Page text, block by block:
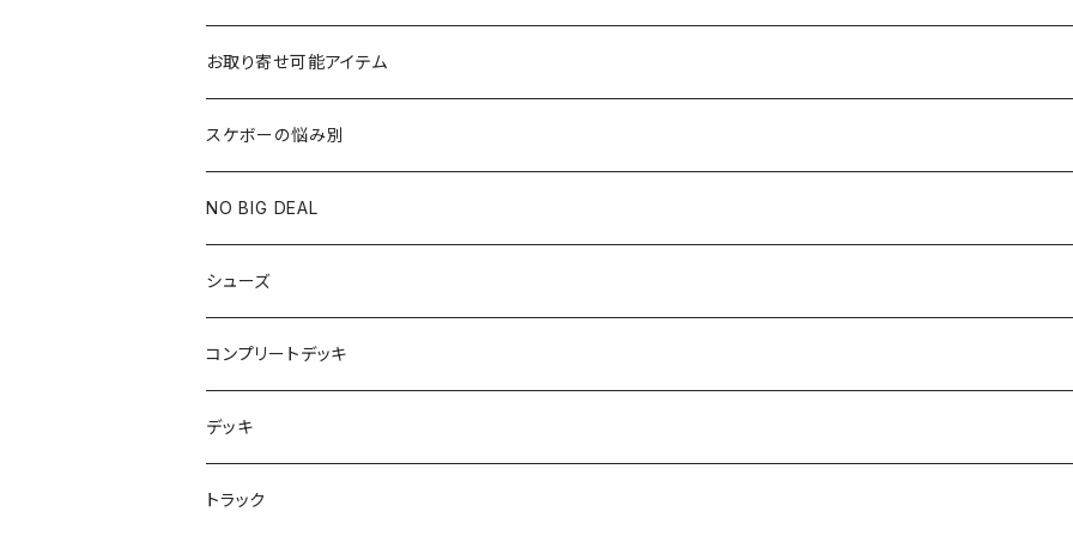
ケートボード トラック
ード
お取り寄せ可能アイテム
スケボーの悩み別
膝や腰が痛い
NO BIG DEAL
NBD CUSTOMIZED
USED ITEM
Tシャツ
パンツ
シューズ
キッズシューズ
NIKE SB ORANGE LABEL/ISO
NIKE SB ISHOD2
コンプリートデッキ
HI5のパーツセット
エントリーモデルコンプリート
デッキ
7インチ
トラック